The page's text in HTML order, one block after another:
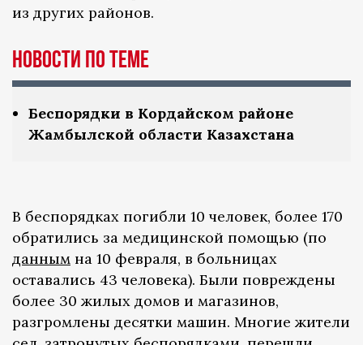
из других районов.
Новости по теме
Беспорядки в Кордайском районе
Жамбылской области Казахстана
В беспорядках погибли 10 человек, более 170
обратились за медицинской помощью (по
данным на 10 февраля, в больницах
оставались 43 человека). Были повреждены
более 30 жилых домов и магазинов,
разгромлены десятки машин. Многие жители